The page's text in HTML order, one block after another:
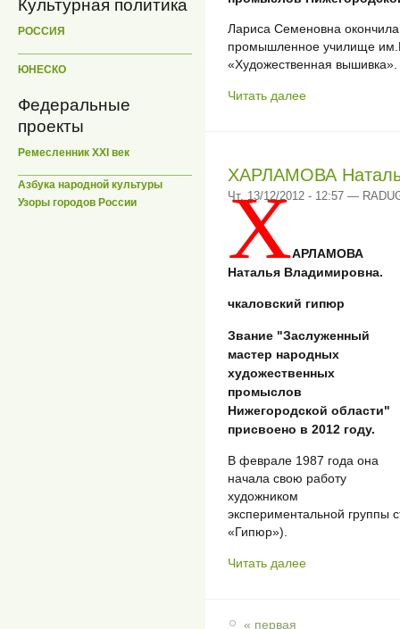
Культурная политика
РОССИЯ
ЮНЕСКО
Федеральные
проекты
Ремесленник XXI век
Азбука народной культуры
Узоры городов России
Лариса Семеновна
промышленное училище
«Художественная вышивка».
Читать далее
ХАРЛАМОВА
Чт, 13/12/2012 - 12:57 —
ХАРЛАМОВА
Наталья Владимировна.
чкаловский гипюр
Звание "Заслуженный
мастер народных
художественных
промыслов
Нижегородской области"
присвоено в 2012 году.
В феврале 1987 года она
начала свою работу
художником
экспериментальной группы
«Гипюр»).
Читать далее
« первая